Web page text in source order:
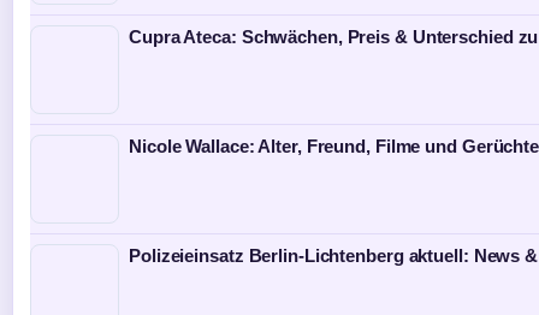
Cupra Ateca: Schwächen, Preis & Unterschied
Nicole Wallace: Alter, Freund, Filme und
Polizeieinsatz Berlin-Lichtenberg aktuell: News